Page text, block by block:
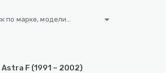
по марке, модели... arrow_drop_down
Astra F (1991 – 2002)